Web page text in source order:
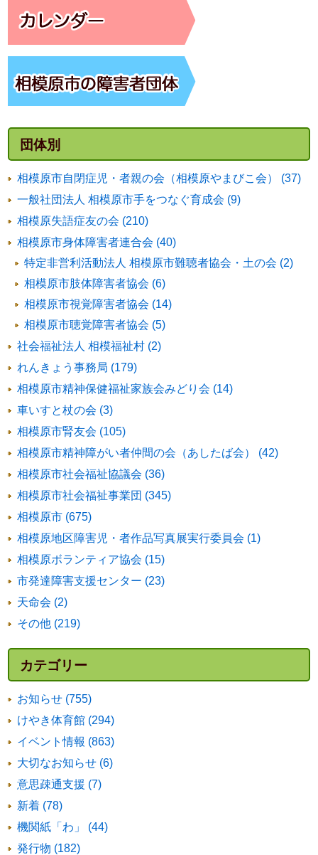
団体別
相模原市自閉症児・者親の会（相模原やまびこ会） (37)
一般社団法人 相模原市手をつなぐ育成会 (9)
相模原失語症友の会 (210)
相模原市身体障害者連合会 (40)
特定非営利活動法人 相模原市難聴者協会・土の会 (2)
相模原市肢体障害者協会 (6)
相模原市視覚障害者協会 (14)
相模原市聴覚障害者協会 (5)
社会福祉法人 相模福祉村 (2)
れんきょう事務局 (179)
相模原市精神保健福祉家族会みどり会 (14)
車いすと杖の会 (3)
相模原市腎友会 (105)
相模原市精神障がい者仲間の会（あしたば会） (42)
相模原市社会福祉協議会 (36)
相模原市社会福祉事業団 (345)
相模原市 (675)
相模原地区障害児・者作品写真展実行委員会 (1)
相模原ボランティア協会 (15)
市発達障害支援センター (23)
天命会 (2)
その他 (219)
カテゴリー
お知らせ (755)
けやき体育館 (294)
イベント情報 (863)
大切なお知らせ (6)
意思疎通支援 (7)
新着 (78)
機関紙「わ」 (44)
発行物 (182)